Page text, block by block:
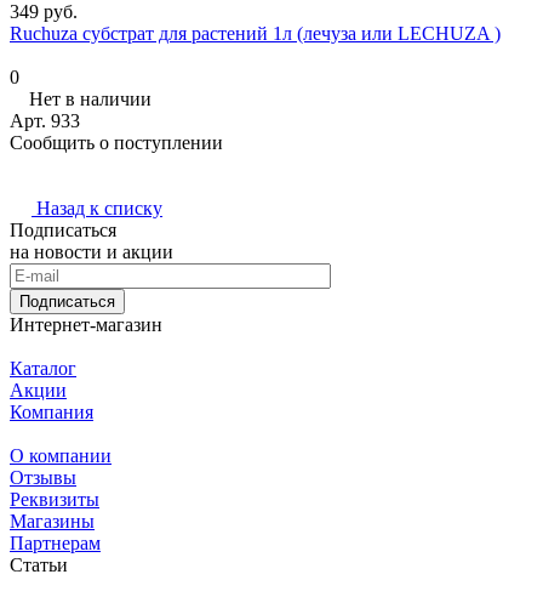
349 руб.
Ruchuza субстрат для растений 1л (лечуза или LECHUZA )
0
Нет в наличии
Арт. 933
Сообщить о поступлении
Назад к списку
Подписаться
на новости и акции
Подписаться
Интернет-магазин
Каталог
Акции
Компания
О компании
Отзывы
Реквизиты
Магазины
Партнерам
Статьи